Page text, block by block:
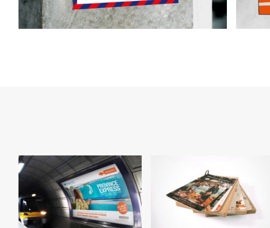
Campagne
Communiqué de
Presse